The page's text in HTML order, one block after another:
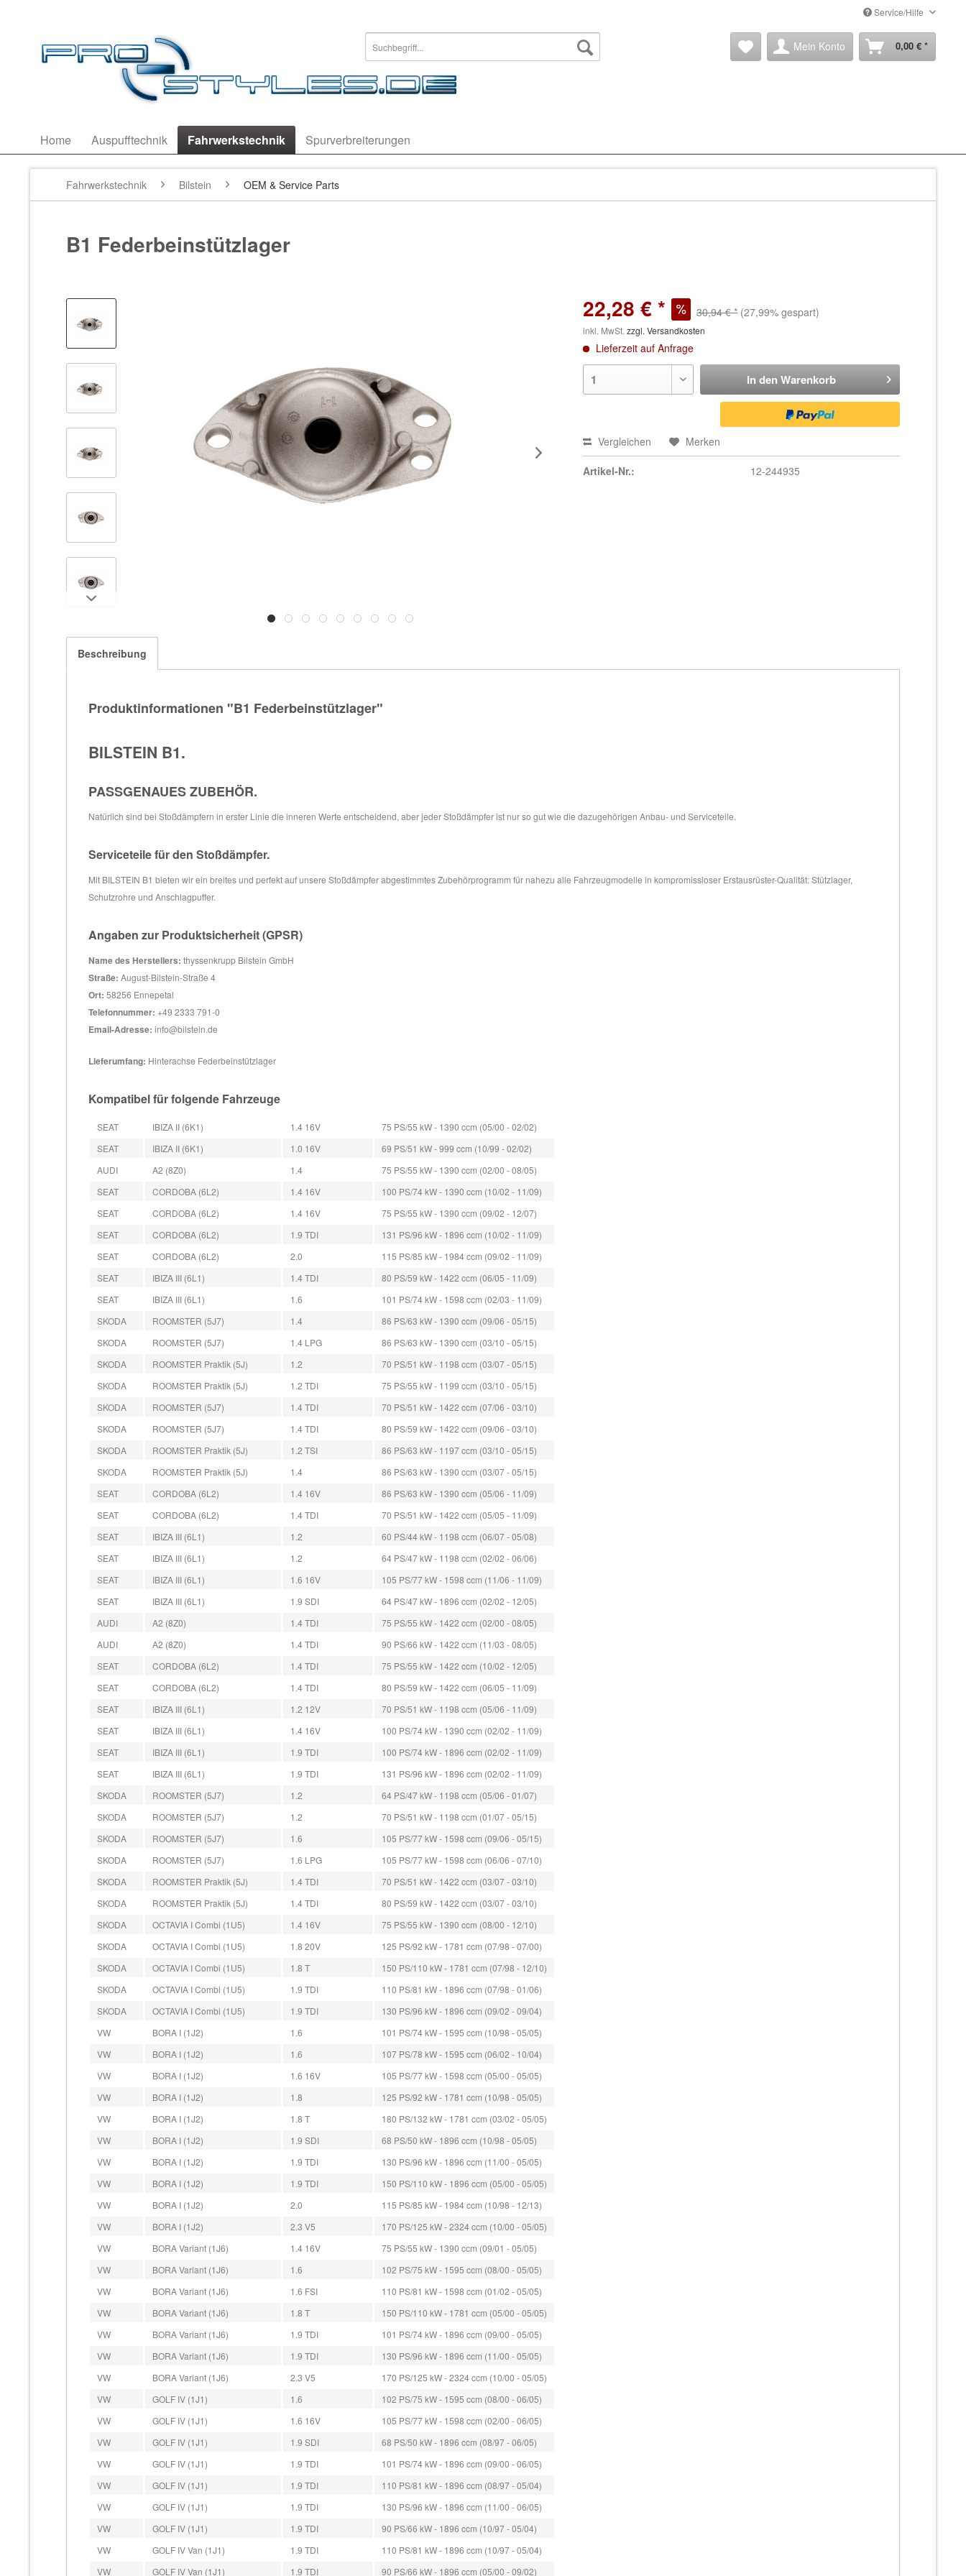
Service/Hilfe
Mein Konto 0,00 € *
Home Auspufftechnik Fahrwerkstechnik Spurverbreiterungen
Fahrwerkstechnik Bilstein OEM & Service Parts
B1 Federbeinstützlager
22,28 € * 30,94 € * (27,99% gespart)
inkl. MwSt.zzgl. Versandkosten
Lieferzeit auf Anfrage
In den Warenkorb
Vergleichen Merken
Artikel-Nr.: 12-244935
Beschreibung
Produktinformationen "B1 Federbeinstützlager"
BILSTEIN B1.
PASSGENAUES ZUBEHÖR.
Natürlich sind bei Stoßdämpfern in erster Linie die inneren Werte entscheidend, aber jeder Stoßdämpfer ist nur so gut wie die dazugehörigen Anbau- und Serviceteile.
Serviceteile für den Stoßdämpfer.
Mit BILSTEIN B1 bieten wir ein breites und perfekt auf unsere Stoßdämpfer abgestimmtes Zubehörprogramm für nahezu alle Fahrzeugmodelle in kompromissloser Erstausrüster-Qualität: Stützlager,
Schutzrohre und Anschlagpuffer.
Angaben zur Produktsicherheit (GPSR)
Name des Herstellers: thyssenkrupp Bilstein GmbH
Straße: August-Bilstein-Straße 4
Ort: 58256 Ennepetal
Telefonnummer: +49 2333 791-0
Email-Adresse: info@bilstein.de
Lieferumfang: Hinterachse Federbeinstützlager
Kompatibel für folgende Fahrzeuge
SEAT IBIZA II (6K1) 1.4 16V
75 PS/55 kW - 1390 ccm (05/00 - 02/02)
SEAT
IBIZA II (6K1) 1.0 16V
69 PS/51 kW - 999 ccm (10/99 - 02/02)
AUDI
A2 (8Z0) 1.4
75 PS/55 kW - 1390 ccm (02/00 - 08/05)
SEAT
CORDOBA (6L2) 1.4 16V
100 PS/74 kW - 1390 ccm (10/02 - 11/09)
SEAT
CORDOBA (6L2) 1.4 16V
75 PS/55 kW - 1390 ccm (09/02 - 12/07)
SEAT
CORDOBA (6L2) 1.9 TDI
131 PS/96 kW - 1896 ccm (10/02 - 11/09)
SEAT
CORDOBA (6L2) 2.0
115 PS/85 kW - 1984 ccm (09/02 - 11/09)
SEAT
IBIZA III (6L1) 1.4 TDI
80 PS/59 kW - 1422 ccm (06/05 - 11/09)
SEAT
IBIZA III (6L1) 1.6
101 PS/74 kW - 1598 ccm (02/03 - 11/09)
SKODA
ROOMSTER (5J7) 1.4
86 PS/63 kW - 1390 ccm (09/06 - 05/15)
SKODA
ROOMSTER (5J7) 1.4 LPG
86 PS/63 kW - 1390 ccm (03/10 - 05/15)
SKODA
ROOMSTER Praktik (5J) 1.2
70 PS/51 kW - 1198 ccm (03/07 - 05/15)
SKODA
ROOMSTER Praktik (5J) 1.2 TDI
75 PS/55 kW - 1199 ccm (03/10 - 05/15)
SKODA
ROOMSTER (5J7) 1.4 TDI
70 PS/51 kW - 1422 ccm (07/06 - 03/10)
SKODA
ROOMSTER (5J7) 1.4 TDI
80 PS/59 kW - 1422 ccm (09/06 - 03/10)
SKODA
ROOMSTER Praktik (5J) 1.2 TSI
86 PS/63 kW - 1197 ccm (03/10 - 05/15)
SKODA
ROOMSTER Praktik (5J) 1.4
86 PS/63 kW - 1390 ccm (03/07 - 05/15)
SEAT
CORDOBA (6L2) 1.4 16V
86 PS/63 kW - 1390 ccm (05/06 - 11/09)
SEAT
CORDOBA (6L2) 1.4 TDI
70 PS/51 kW - 1422 ccm (05/05 - 11/09)
SEAT
IBIZA III (6L1) 1.2
60 PS/44 kW - 1198 ccm (06/07 - 05/08)
SEAT
IBIZA III (6L1) 1.2
64 PS/47 kW - 1198 ccm (02/02 - 06/06)
SEAT
IBIZA III (6L1) 1.6 16V
105 PS/77 kW - 1598 ccm (11/06 - 11/09)
SEAT
IBIZA III (6L1) 1.9 SDI
64 PS/47 kW - 1896 ccm (02/02 - 12/05)
AUDI
A2 (8Z0) 1.4 TDI
75 PS/55 kW - 1422 ccm (02/00 - 08/05)
AUDI
A2 (8Z0) 1.4 TDI
90 PS/66 kW - 1422 ccm (11/03 - 08/05)
SEAT
CORDOBA (6L2) 1.4 TDI
75 PS/55 kW - 1422 ccm (10/02 - 12/05)
SEAT
CORDOBA (6L2) 1.4 TDI
80 PS/59 kW - 1422 ccm (06/05 - 11/09)
SEAT
IBIZA III (6L1) 1.2 12V
70 PS/51 kW - 1198 ccm (05/06 - 11/09)
SEAT
IBIZA III (6L1) 1.4 16V
100 PS/74 kW - 1390 ccm (02/02 - 11/09)
SEAT
IBIZA III (6L1) 1.9 TDI
100 PS/74 kW - 1896 ccm (02/02 - 11/09)
SEAT
IBIZA III (6L1) 1.9 TDI
131 PS/96 kW - 1896 ccm (02/02 - 11/09)
SKODA
ROOMSTER (5J7) 1.2
64 PS/47 kW - 1198 ccm (05/06 - 01/07)
SKODA
ROOMSTER (5J7) 1.2
70 PS/51 kW - 1198 ccm (01/07 - 05/15)
SKODA
ROOMSTER (5J7) 1.6
105 PS/77 kW - 1598 ccm (09/06 - 05/15)
SKODA
ROOMSTER (5J7) 1.6 LPG
105 PS/77 kW - 1598 ccm (06/06 - 07/10)
SKODA
ROOMSTER Praktik (5J) 1.4 TDI
70 PS/51 kW - 1422 ccm (03/07 - 03/10)
SKODA
ROOMSTER Praktik (5J) 1.4 TDI
80 PS/59 kW - 1422 ccm (03/07 - 03/10)
SKODA
OCTAVIA I Combi (1U5) 1.4 16V
75 PS/55 kW - 1390 ccm (08/00 - 12/10)
SKODA
OCTAVIA I Combi (1U5) 1.8 20V
125 PS/92 kW - 1781 ccm (07/98 - 07/00)
SKODA
OCTAVIA I Combi (1U5) 1.8 T
150 PS/110 kW - 1781 ccm (07/98 - 12/10)
SKODA
OCTAVIA I Combi (1U5) 1.9 TDI
110 PS/81 kW - 1896 ccm (07/98 - 01/06)
SKODA
OCTAVIA I Combi (1U5) 1.9 TDI
130 PS/96 kW - 1896 ccm (09/02 - 09/04)
VW
BORA I (1J2) 1.6
101 PS/74 kW - 1595 ccm (10/98 - 05/05)
VW
BORA I (1J2) 1.6
107 PS/78 kW - 1595 ccm (06/02 - 10/04)
VW
BORA I (1J2) 1.6 16V
105 PS/77 kW - 1598 ccm (05/00 - 05/05)
VW
BORA I (1J2) 1.8
125 PS/92 kW - 1781 ccm (10/98 - 05/05)
VW
BORA I (1J2) 1.8 T
180 PS/132 kW - 1781 ccm (03/02 - 05/05)
VW
BORA I (1J2) 1.9 SDI
68 PS/50 kW - 1896 ccm (10/98 - 05/05)
VW
BORA I (1J2) 1.9 TDI
130 PS/96 kW - 1896 ccm (11/00 - 05/05)
VW
BORA I (1J2) 1.9 TDI
150 PS/110 kW - 1896 ccm (05/00 - 05/05)
VW
BORA I (1J2) 2.0
115 PS/85 kW - 1984 ccm (10/98 - 12/13)
VW
BORA I (1J2) 2.3 V5
170 PS/125 kW - 2324 ccm (10/00 - 05/05)
VW
BORA Variant (1J6) 1.4 16V
75 PS/55 kW - 1390 ccm (09/01 - 05/05)
VW
BORA Variant (1J6) 1.6
102 PS/75 kW - 1595 ccm (08/00 - 05/05)
VW
BORA Variant (1J6) 1.6 FSI
110 PS/81 kW - 1598 ccm (01/02 - 05/05)
VW
BORA Variant (1J6) 1.8 T
150 PS/110 kW - 1781 ccm (05/00 - 05/05)
VW
BORA Variant (1J6) 1.9 TDI
101 PS/74 kW - 1896 ccm (09/00 - 05/05)
VW
BORA Variant (1J6) 1.9 TDI
130 PS/96 kW - 1896 ccm (11/00 - 05/05)
VW
BORA Variant (1J6) 2.3 V5
170 PS/125 kW - 2324 ccm (10/00 - 05/05)
VW
GOLF IV (1J1) 1.6
102 PS/75 kW - 1595 ccm (08/00 - 06/05)
VW
GOLF IV (1J1) 1.6 16V
105 PS/77 kW - 1598 ccm (02/00 - 06/05)
VW
GOLF IV (1J1) 1.9 SDI
68 PS/50 kW - 1896 ccm (08/97 - 06/05)
VW
GOLF IV (1J1) 1.9 TDI
101 PS/74 kW - 1896 ccm (09/00 - 06/05)
VW
GOLF IV (1J1) 1.9 TDI
110 PS/81 kW - 1896 ccm (08/97 - 05/04)
VW
GOLF IV (1J1) 1.9 TDI
130 PS/96 kW - 1896 ccm (11/00 - 06/05)
VW
GOLF IV (1J1) 1.9 TDI
90 PS/66 kW - 1896 ccm (10/97 - 05/04)
VW
GOLF IV Van (1J1) 1.9 TDI
110 PS/81 kW - 1896 ccm (10/97 - 05/04)
VW
GOLF IV Van (1J1) 1.9 TDI 90 PS/66 kW - 1896 ccm (05/00 - 09/02)